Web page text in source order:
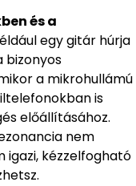
és a
egy gitár húrja
bizonyos
a mikrohullámú
is
előállításához.
nem
igazi, kézzelfogható